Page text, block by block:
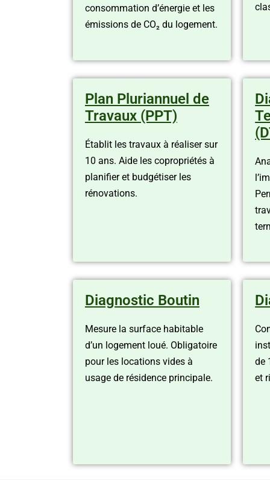
consommation d’énergie et les
émissions de CO₂ du logement.
Plan Pluriannuel de
Travaux (PPT)
Établit les travaux à réaliser sur
10 ans. Aide les copropriétés à
planifier et budgétiser les
rénovations.
Diagnostic Boutin
Mesure la surface habitable
d’un logement loué. Obligatoire
pour les locations vides à
usage de résidence principale.
de
et